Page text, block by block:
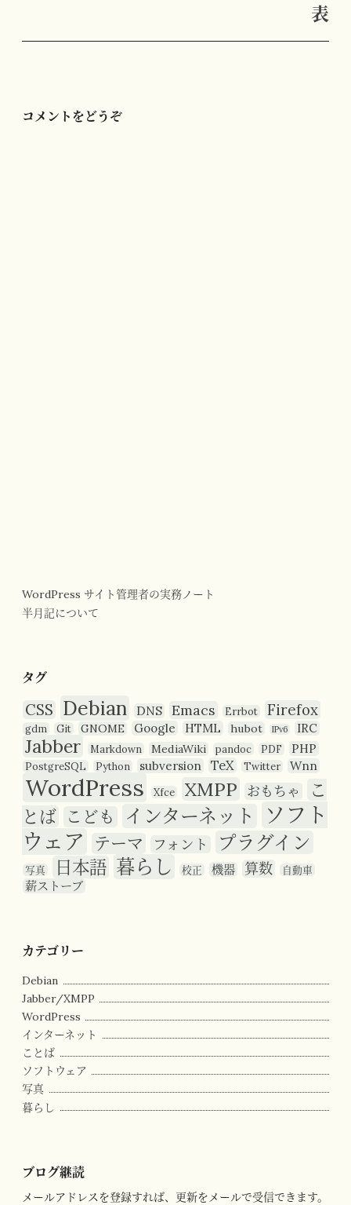
表
コメントをどうぞ
WordPress サイト管理者の実務ノート
半月記について
タグ
CSS Debian DNS Emacs Errbot Firefox
gdm Git GNOME Google HTML hubot IPv6 IRC
Jabber Markdown MediaWiki pandoc PDF PHP
PostgreSQL Python subversion TeX Twitter Wnn
WordPress Xfce XMPP おもちゃ
こ
とば こども インターネット
ソフト
ウェア
テーマ フォント プラグイン
写真 日本語 暮らし 校正 機器 算数 自動車
薪ストーブ
カテゴリー
Debian
Jabber/XMPP
WordPress
インターネット
ことば
ソフトウェア
写真
暮らし
ブログ継読
メールアドレスを登録すれば、更新をメールで受信できます。